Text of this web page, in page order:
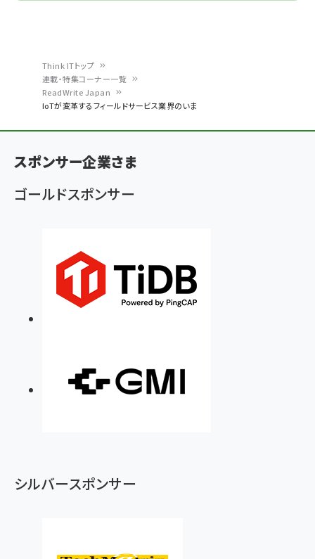
く
ず
Think ITトップ
連載・特集コーナー一覧
ReadWrite Japan
IoTが変革するフィールドサービス業界のいま
スポンサー企業さま
ゴールドスポンサー
シルバースポンサー